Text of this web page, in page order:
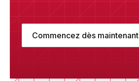
Commencez dès maintenant